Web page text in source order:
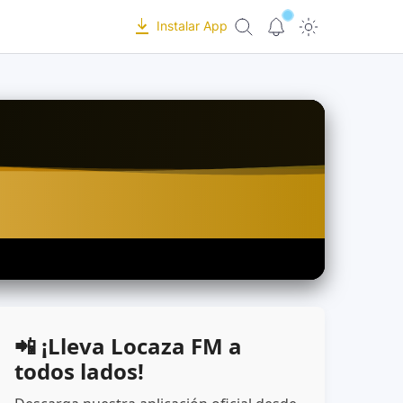
Instalar App
📲 ¡Lleva Locaza FM a
todos lados!